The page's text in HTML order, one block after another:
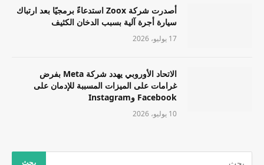
أصدرت شركة Zoox استدعاءً برمجيًا بعد ارتباك
سيارة أجرة آلية بسبب الدخان الكثيف
17 يوليو، 2026
الاتحاد الأوروبي يهدد شركة Meta بفرض
غرامات على الميزات المسببة للإدمان على
Facebook وInstagram
10 يوليو، 2026